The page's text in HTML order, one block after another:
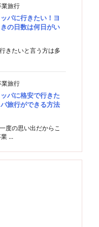
業旅行
パに行きたい！ヨ
の日数は何日がい
きたいと言う方は多
業旅行
パに格安で行きた
旅行ができる方法
度の思い出だからこ
...